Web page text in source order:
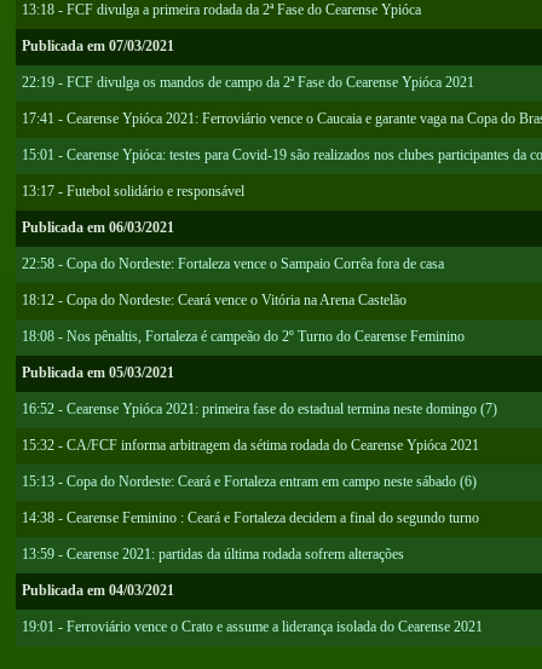
13:18 - FCF divulga a primeira rodada da 2ª Fase do Cearense Ypióca
Publicada em 07/03/2021
22:19 - FCF divulga os mandos de campo da 2ª Fase do Cearense Ypióca 2021
17:41 - Cearense Ypióca 2021: Ferroviário vence o Caucaia e garante vaga na Copa do
15:01 - Cearense Ypióca: testes para Covid-19 são realizados nos clubes participantes da
13:17 - Futebol solidário e responsável
Publicada em 06/03/2021
22:58 - Copa do Nordeste: Fortaleza vence o Sampaio Corrêa fora de casa
18:12 - Copa do Nordeste: Ceará vence o Vitória na Arena Castelão
18:08 - Nos pênaltis, Fortaleza é campeão do 2º Turno do Cearense Feminino
Publicada em 05/03/2021
16:52 - Cearense Ypióca 2021: primeira fase do estadual termina neste domingo (7)
15:32 - CA/FCF informa arbitragem da sétima rodada do Cearense Ypióca 2021
15:13 - Copa do Nordeste: Ceará e Fortaleza entram em campo neste sábado (6)
14:38 - Cearense Feminino : Ceará e Fortaleza decidem a final do segundo turno
13:59 - Cearense 2021: partidas da última rodada sofrem alterações
Publicada em 04/03/2021
19:01 - Ferroviário vence o Crato e assume a liderança isolada do Cearense 2021